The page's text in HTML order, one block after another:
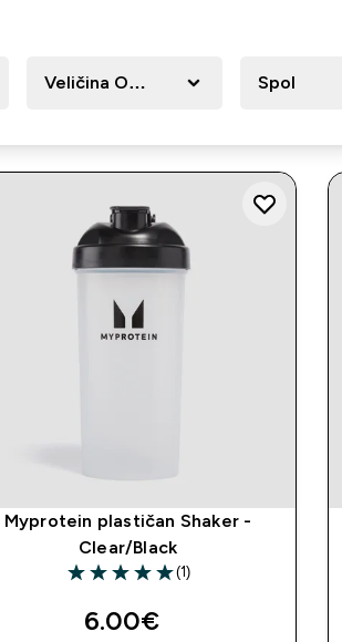
Veličina Odjeće Spol
Myprotein plastičan Shaker -
Clear/Black
5 out of 5 stars
(1)
6.00€‎